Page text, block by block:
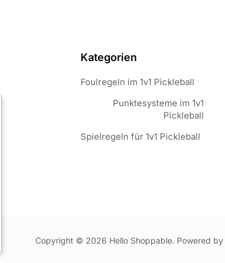
Kategorien
Foulregeln im 1v1 Pickleball
Punktesysteme im 1v1
Pickleball
Spielregeln für 1v1 Pickleball
Copyright © 2026 Hello Shoppable. Powered by